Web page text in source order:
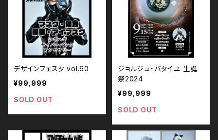
デザインフェスタ vol.60
¥99,999
SOLD OUT
ジョルジュ・バタイユ 生誕
祭2024
¥99,999
SOLD OUT